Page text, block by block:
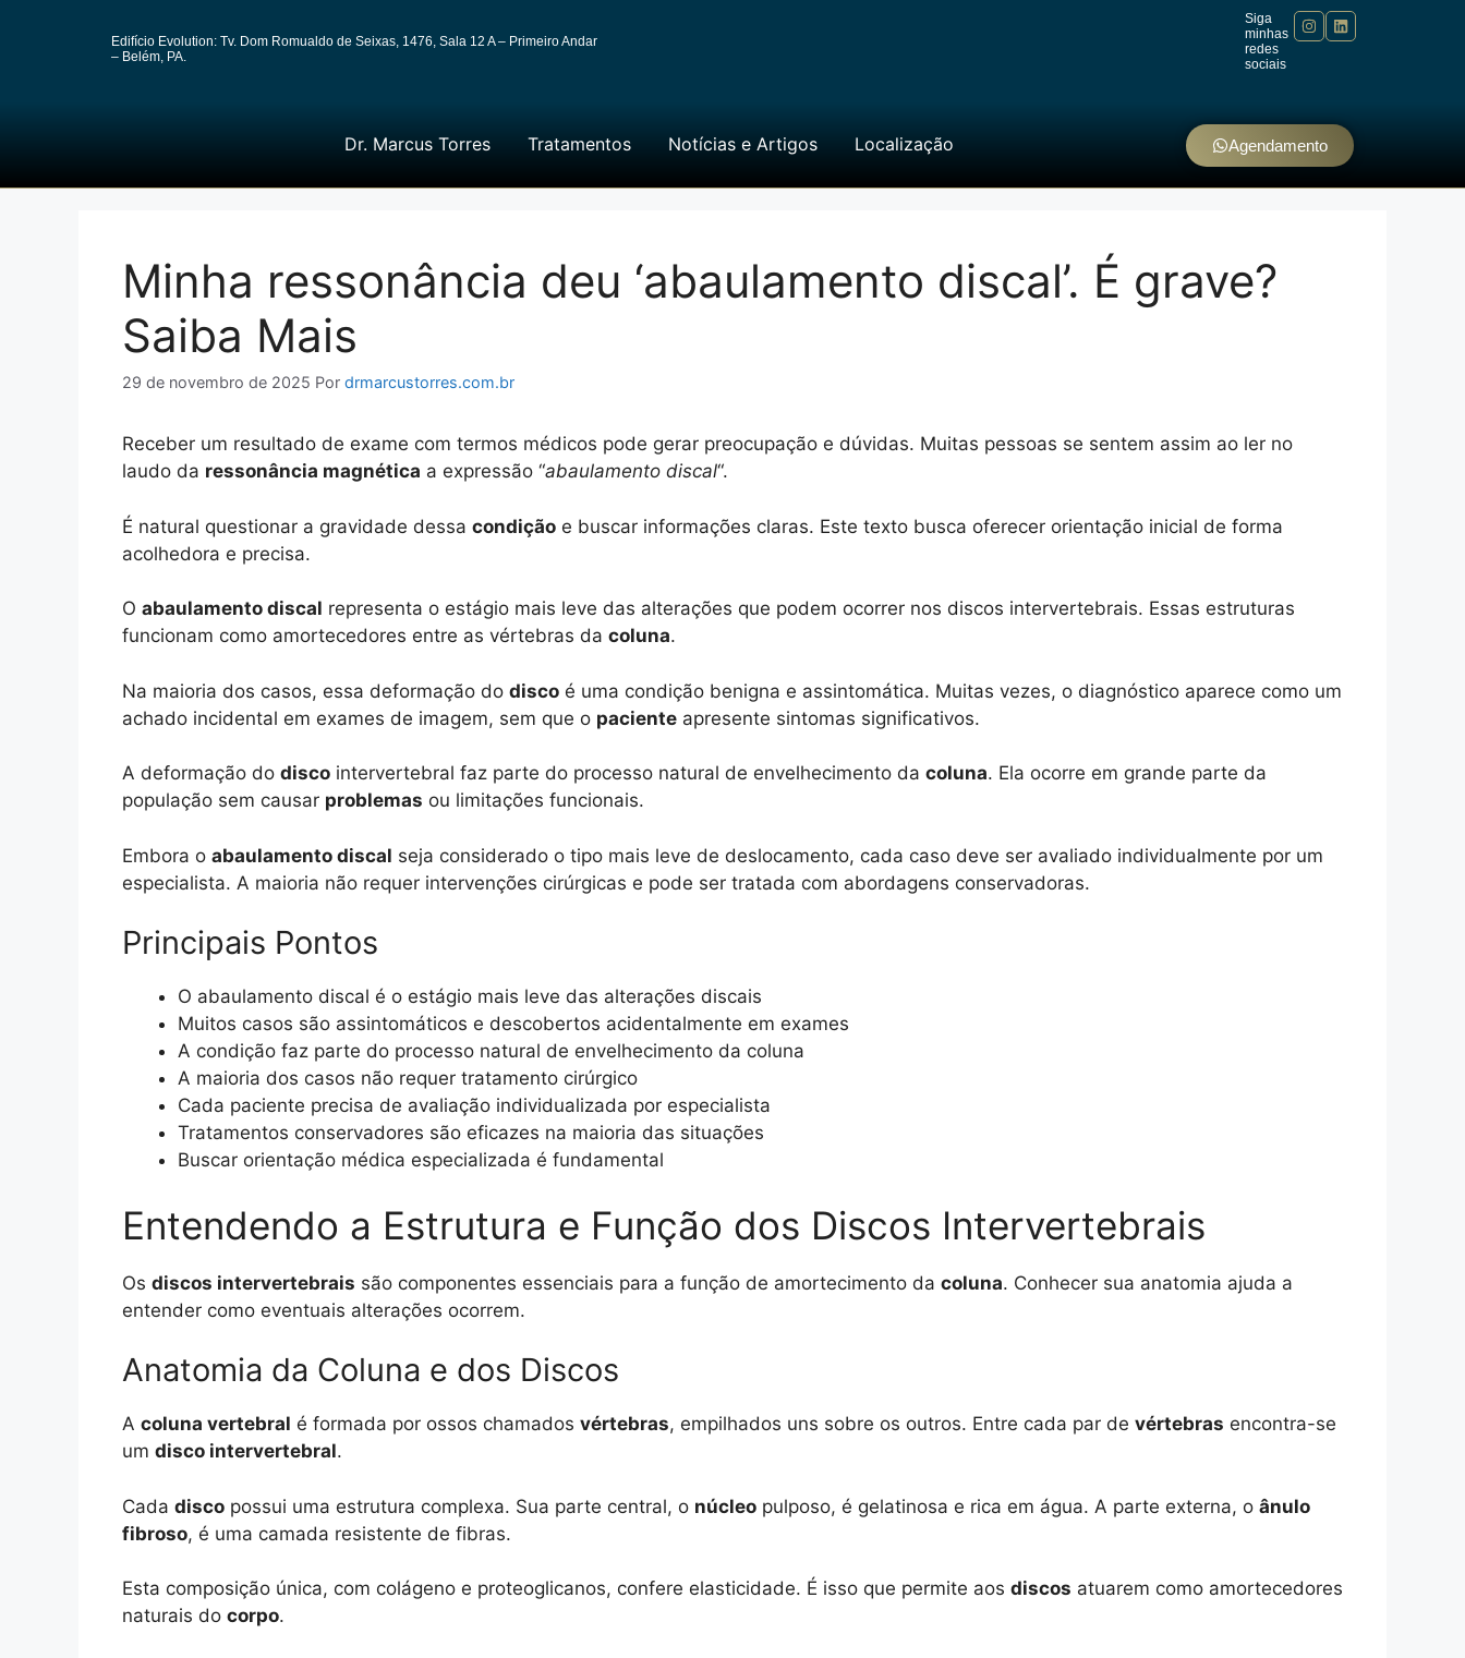
Edifício Evolution: Tv. Dom Romualdo de Seixas, 1476, Sala 12 A – Primeiro Andar
– Belém, PA.
Siga
minhas
redes
sociais
Dr. Marcus Torres Tratamentos Notícias e Artigos Localização Agendamento
Minha ressonância deu ‘abaulamento discal’. É grave?
Saiba Mais
29 de novembro de 2025 Por drmarcustorres.com.br
Receber um resultado de exame com termos médicos pode gerar preocupação e dúvidas. Muitas pessoas se sentem assim ao ler no
laudo da ressonância magnética a expressão “abaulamento discal“.
É natural questionar a gravidade dessa condição e buscar informações claras. Este texto busca oferecer orientação inicial de forma
acolhedora e precisa.
O abaulamento discal representa o estágio mais leve das alterações que podem ocorrer nos discos intervertebrais. Essas estruturas
funcionam como amortecedores entre as vértebras da coluna.
Na maioria dos casos, essa deformação do disco é uma condição benigna e assintomática. Muitas vezes, o diagnóstico aparece como um
achado incidental em exames de imagem, sem que o paciente apresente sintomas significativos.
A deformação do disco intervertebral faz parte do processo natural de envelhecimento da coluna. Ela ocorre em grande parte da
população sem causar problemas ou limitações funcionais.
Embora o abaulamento discal seja considerado o tipo mais leve de deslocamento, cada caso deve ser avaliado individualmente por um
especialista. A maioria não requer intervenções cirúrgicas e pode ser tratada com abordagens conservadoras.
Principais Pontos
O abaulamento discal é o estágio mais leve das alterações discais
Muitos casos são assintomáticos e descobertos acidentalmente em exames
A condição faz parte do processo natural de envelhecimento da coluna
A maioria dos casos não requer tratamento cirúrgico
Cada paciente precisa de avaliação individualizada por especialista
Tratamentos conservadores são eficazes na maioria das situações
Buscar orientação médica especializada é fundamental
Entendendo a Estrutura e Função dos Discos Intervertebrais
Os discos intervertebrais são componentes essenciais para a função de amortecimento da coluna. Conhecer sua anatomia ajuda a
entender como eventuais alterações ocorrem.
Anatomia da Coluna e dos Discos
A coluna vertebral é formada por ossos chamados vértebras, empilhados uns sobre os outros. Entre cada par de vértebras encontra-se
um disco intervertebral.
Cada disco possui uma estrutura complexa. Sua parte central, o núcleo pulposo, é gelatinosa e rica em água. A parte externa, o ânulo
fibroso, é uma camada resistente de fibras.
Esta composição única, com colágeno e proteoglicanos, confere elasticidade. É isso que permite aos discos atuarem como amortecedores
naturais do corpo.